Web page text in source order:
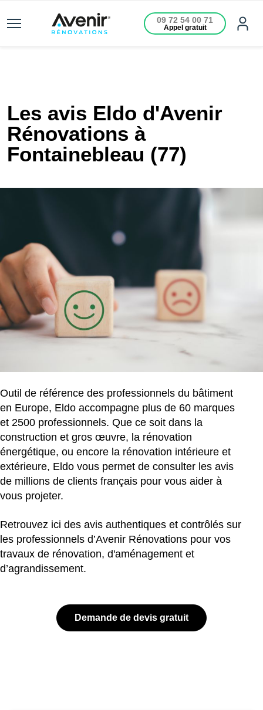
09 72 54 00 71
Appel gratuit
Les avis Eldo d'Avenir
Rénovations à
Fontainebleau (77)
Outil de référence des professionnels du bâtiment
en Europe, Eldo accompagne plus de 60 marques
et 2500 professionnels. Que ce soit dans la
construction et gros œuvre, la rénovation
énergétique, ou encore la rénovation intérieure et
extérieure, Eldo vous permet de consulter les avis
de millions de clients français pour vous aider à
vous projeter.
Retrouvez ici des avis authentiques et contrôlés sur
les professionnels d’Avenir Rénovations pour vos
travaux de rénovation, d'aménagement et
d’agrandissement.
Demande de devis gratuit